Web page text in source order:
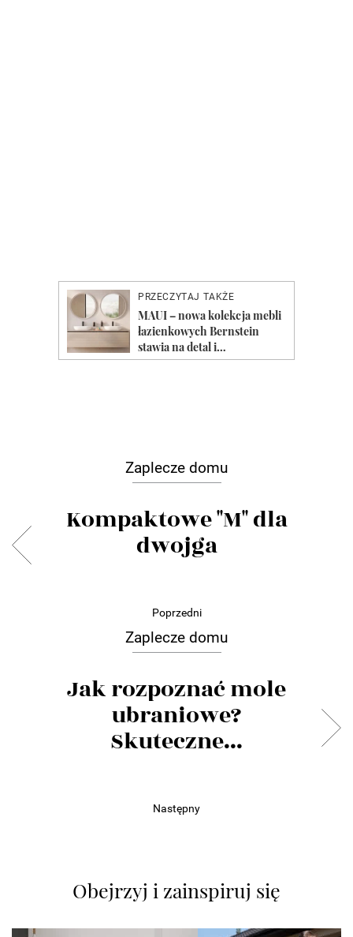
Zaplecze domu
Kompaktowe "M" dla
dwojga
Poprzedni
Zaplecze domu
Jak rozpoznać mole
ubraniowe?
Skuteczne...
Następny
Obejrzyj i zainspiruj się